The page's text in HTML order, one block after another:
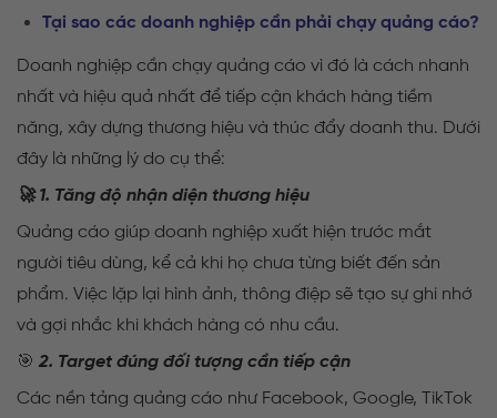
Tại sao các doanh nghiệp cần phải chạy quảng cáo?
Doanh nghiệp cần chạy quảng cáo vì đó là cách nhanh
nhất và hiệu quả nhất để tiếp cận khách hàng tiềm
năng, xây dựng thương hiệu và thúc đẩy doanh thu. Dưới
đây là những lý do cụ thể:
🚀 1. Tăng độ nhận diện thương hiệu
Quảng cáo giúp doanh nghiệp xuất hiện trước mắt
người tiêu dùng, kể cả khi họ chưa từng biết đến sản
phẩm. Việc lặp lại hình ảnh, thông điệp sẽ tạo sự ghi nhớ
và gợi nhắc khi khách hàng có nhu cầu.
🎯 2. Target đúng đối tượng cần tiếp cận
Các nền tảng quảng cáo như Facebook, Google, TikTok